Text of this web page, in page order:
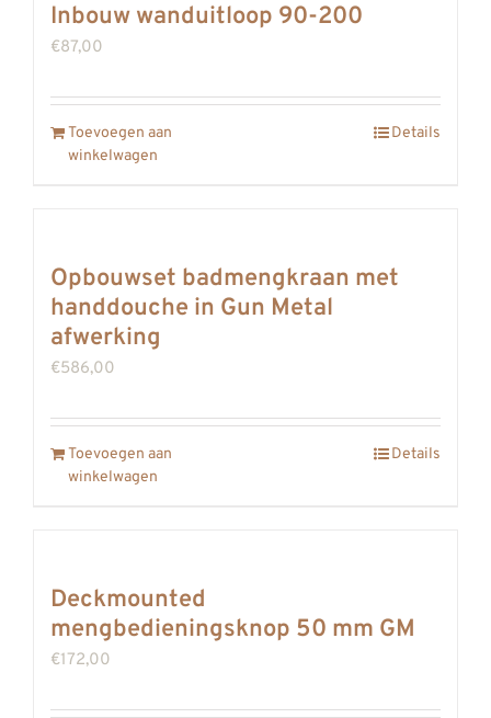
Inbouw wanduitloop 90-200
€87,00
Toevoegen aan
winkelwagen
Details
Opbouwset badmengkraan met
handdouche in Gun Metal
afwerking
€586,00
Toevoegen aan
winkelwagen
Details
Deckmounted
mengbedieningsknop 50 mm GM
€172,00